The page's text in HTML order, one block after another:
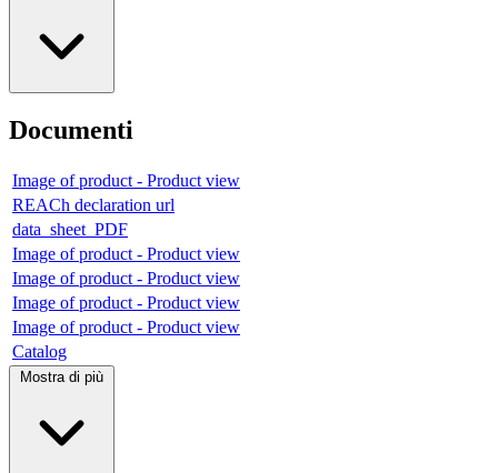
Documenti
Image of product - Product view
REACh declaration url
data_sheet_PDF
Image of product - Product view
Image of product - Product view
Image of product - Product view
Image of product - Product view
Catalog
Mostra di più